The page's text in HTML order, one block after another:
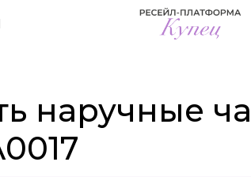
наручные